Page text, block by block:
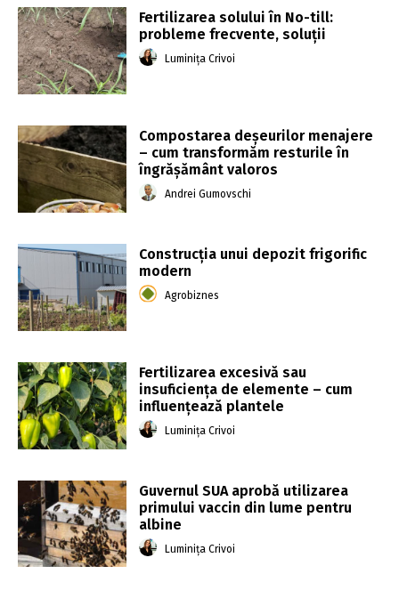
Fertilizarea solului în No-till:
probleme frecvente, soluții
Luminița Crivoi
Compostarea deșeurilor menajere
– cum transformăm resturile în
îngrășământ valoros
Andrei Gumovschi
Construcția unui depozit frigorific
modern
Agrobiznes
Fertilizarea excesivă sau
insuficiența de elemente – cum
influențează plantele
Luminița Crivoi
Guvernul SUA aprobă utilizarea
primului vaccin din lume pentru
albine
Luminița Crivoi